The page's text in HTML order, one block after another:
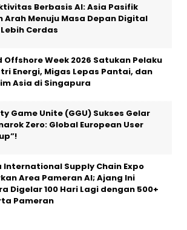
Berbasis AI: Asia Pasifik
Arah Menuju Masa Depan Digital
Cerdas
Offshore Week 2026 Satukan Pelaku
Energi, Migas Lepas Pantai, dan
Asia di Singapura
Game Unite (GGU) Sukses Gelar
Zero: Global European User
International Supply Chain Expo
Area Pameran AI; Ajang Ini
Digelar 100 Hari Lagi dengan 500+
Pameran